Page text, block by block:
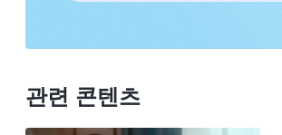
양심이 없었습니다. 그리고 또 하
천재일우의 기회이자 제가 진리를
남을 것입니다! 부모님께서 저를
관련 콘텐츠